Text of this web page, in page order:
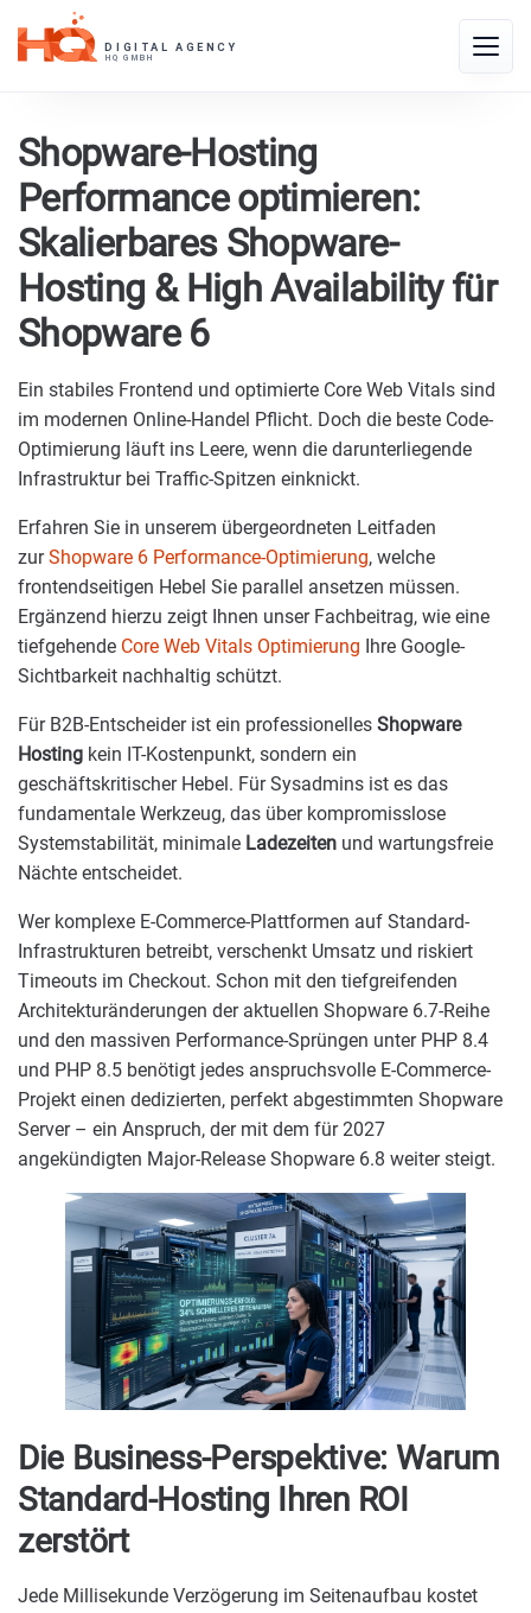
Toggle
Shopware-Hosting
Performance optimieren:
Skalierbares Shopware-
Hosting & High Availability für
Shopware 6
Ein stabiles Frontend und optimierte Core Web Vitals sind
im modernen Online-Handel Pflicht. Doch die beste Code-
Optimierung läuft ins Leere, wenn die darunterliegende
Infrastruktur bei Traffic-Spitzen einknickt.
Erfahren Sie in unserem übergeordneten Leitfaden
zurShopware 6 Performance-Optimierung, welche
frontendseitigen Hebel Sie parallel ansetzen müssen.
Ergänzend hierzu zeigt Ihnen unser Fachbeitrag, wie eine
tiefgehende Core Web Vitals Optimierung Ihre Google-
Sichtbarkeit nachhaltig schützt.
Für B2B-Entscheider ist ein professionelles Shopware
Hosting kein IT-Kostenpunkt, sondern ein
geschäftskritischer Hebel. Für Sysadmins ist es das
fundamentale Werkzeug, das über kompromisslose
Systemstabilität, minimale Ladezeiten und wartungsfreie
Nächte entscheidet.
Wer komplexe E-Commerce-Plattformen auf Standard-
Infrastrukturen betreibt, verschenkt Umsatz und riskiert
Timeouts im Checkout. Schon mit den tiefgreifenden
Architekturänderungen der aktuellen Shopware 6.7-Reihe
und den massiven Performance-Sprüngen unter PHP 8.4
und PHP 8.5 benötigt jedes anspruchsvolle E-Commerce-
Projekt einen dedizierten, perfekt abgestimmten Shopware
Server – ein Anspruch, der mit dem für 2027
angekündigten Major-Release Shopware 6.8 weiter steigt.
Die Business-Perspektive: Warum
Standard-Hosting Ihren ROI
zerstört
Jede Millisekunde Verzögerung im Seitenaufbau kostet